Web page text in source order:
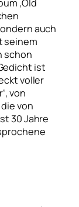
‚Old
auch
seinem
schon
ist
voller
von
von
30 Jahre